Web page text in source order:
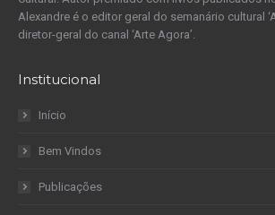
Alexandre é o editor geral do semanário cultural
diretor-geral do canal ‘Arte Agora’.
Institucional
Início
Bem Vindos
Publicações